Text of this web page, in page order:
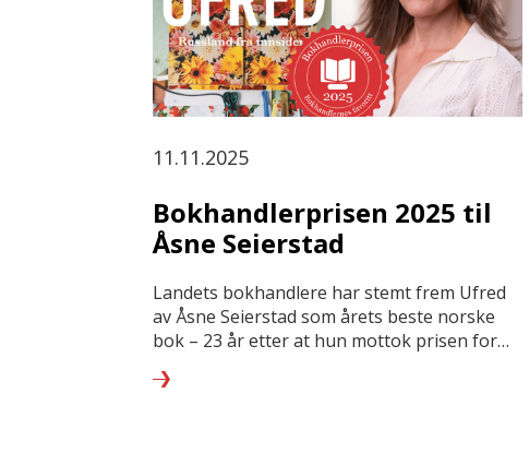
11.11.2025
Bokhandlerprisen 2025 til
Åsne Seierstad
Landets bokhandlere har stemt frem Ufred
av Åsne Seierstad som årets beste norske
bok – 23 år etter at hun mottok prisen for